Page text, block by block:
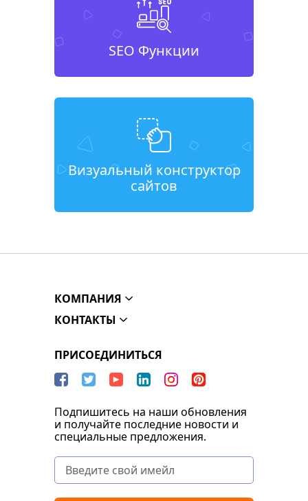
SEO Функции
Визуальный конструктор
сайтов
КОМПАНИЯ
КОНТАКТЫ
ПРИСОЕДИНИТЬСЯ
Подпишитесь на наши обновления
и получайте последние новости и
специальные предложения.